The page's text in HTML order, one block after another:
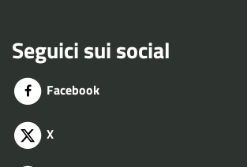
Seguici sui social
Facebook
X